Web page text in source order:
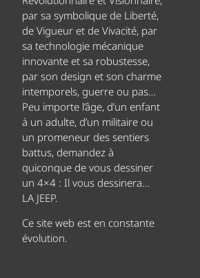
par sa symbolique de Liberté,
de Vigueur et de Vivacité, par
sa technologie mécanique
innovante et sa robustesse,
par son design et son charme
intemporels, guerre ou pas…
Peu importe l’âge, d’un enfant
à un adulte, d’un militaire ou
un promeneur des sentiers
battus, demandez à
quiconque de vous dessiner
un 4×4 : Il vous dessinera…
LA JEEP.
Ce site web est en constante
évolution.